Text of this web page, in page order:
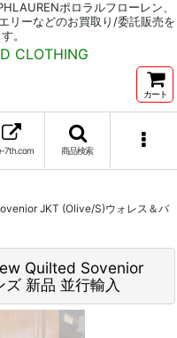
ポロラルフローレン、
リーなどのお買取り/委託販売を
。
CLOTHING
カート
7th.com 商品検索
JKT (Olive/S)ウォレス＆バ
Quilted Sovenior
新品 並行輸入